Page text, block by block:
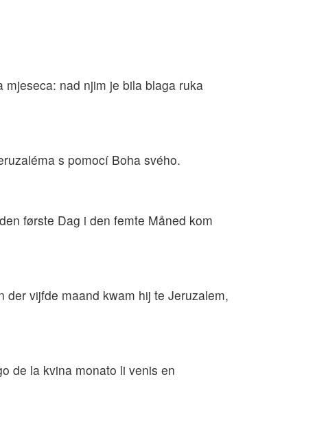
nad njim je bila blaga ruka
s pomocí Boha svého.
første Dag i den femte Måned kom
vijfde maand kwam hij te Jeruzalem,
de la kvina monato li venis en